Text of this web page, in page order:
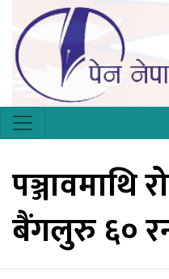
पञ्जावमाथि
बैंगलुरु ६०